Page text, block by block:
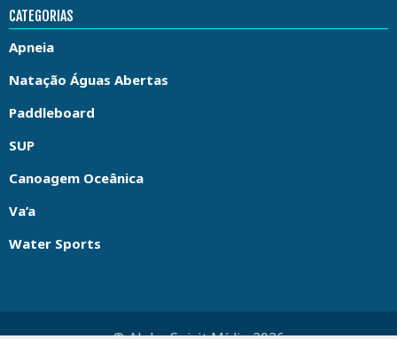
CATEGORIAS
Apneia
Natação Águas Abertas
Paddleboard
SUP
Canoagem Oceânica
Va’a
Water Sports